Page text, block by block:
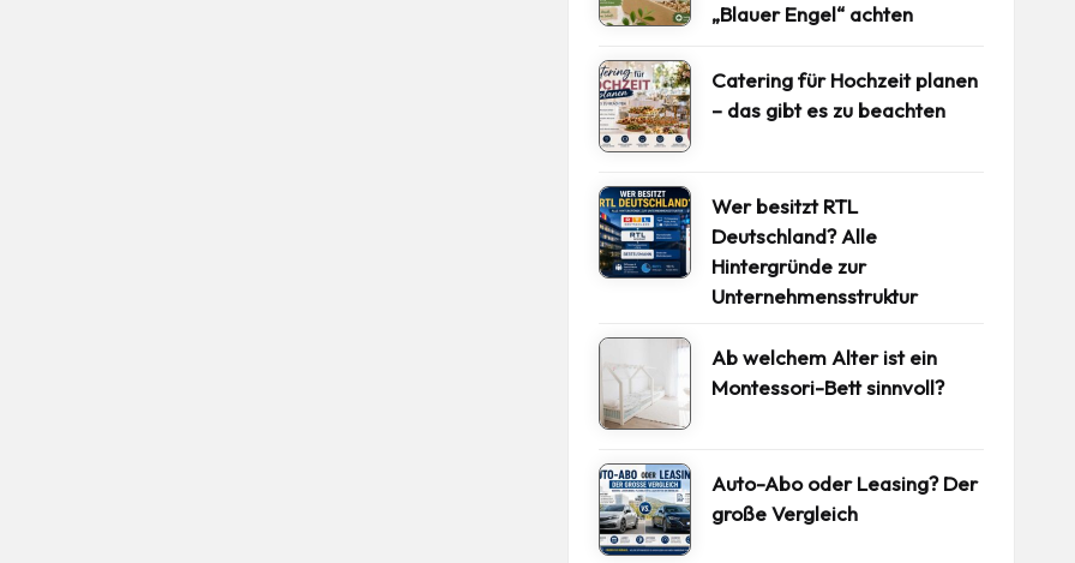
„Blauer Engel“ achten
Catering für Hochzeit planen
– das gibt es zu beachten
Wer besitzt RTL
Deutschland? Alle
Hintergründe zur
Unternehmensstruktur
Ab welchem Alter ist ein
Montessori-Bett sinnvoll?
Auto-Abo oder Leasing? Der
große Vergleich